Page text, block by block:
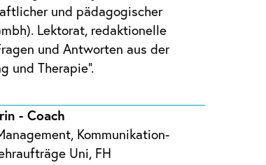
und pädagogischer
Lektorat, redaktionelle
und Antworten aus der
und Therapie“.
- Coach
Kommunikation-
Uni, FH